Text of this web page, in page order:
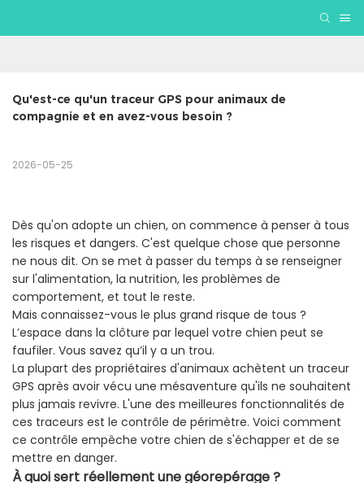
Qu'est-ce qu'un traceur GPS pour animaux de
compagnie et en avez-vous besoin ?
2026-05-25
Dès qu'on adopte un chien, on commence à penser à tous
les risques et dangers. C'est quelque chose que personne
ne nous dit. On se met à passer du temps à se renseigner
sur l'alimentation, la nutrition, les problèmes de
comportement, et tout le reste.
Mais connaissez-vous le plus grand risque de tous ?
L’espace dans la clôture par lequel votre chien peut se
faufiler. Vous savez qu’il y a un trou.
La plupart des propriétaires d'animaux achètent un traceur
GPS après avoir vécu une mésaventure qu'ils ne souhaitent
plus jamais revivre. L'une des meilleures fonctionnalités de
ces traceurs est le contrôle de périmètre. Voici comment
ce contrôle empêche votre chien de s'échapper et de se
mettre en danger.
Àquoisert réellementunegéorepérage?